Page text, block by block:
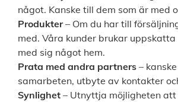
något. Kanske till dem som är med
Produkter– Om du har till
med. Våra kunder brukar
med sig något hem.
Prata med andra partners –
samarbeten, utbyte av kontakter
Synlighet – Utnyttja möjligheten